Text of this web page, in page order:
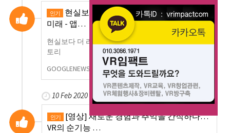
인기
현실보다 더 리얼한 가상현실, VR 게임의
미래 - 앱…
현실보다 더 리얼한 가상현실, VR 게임의 미래 앱스
토리
GOOGLENEWS
10 Feb 2020
인기
[영상] 새로운 경험과 추억을 간직하다…
VR의 순기능 …